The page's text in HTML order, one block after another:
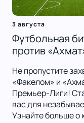
3 августа
Футбольная
против
Не пропустите
«Факелом» и
Премьер-Лиги!
вас для
Узнайте больше о